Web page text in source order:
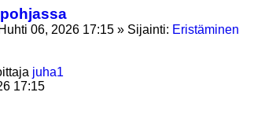
06, 2026 17:15 » Sijainti: Eristäminen
juha1
17:15